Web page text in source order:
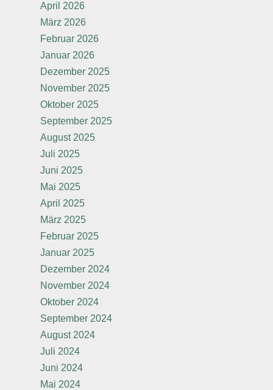
April 2026
März 2026
Februar 2026
Januar 2026
Dezember 2025
November 2025
Oktober 2025
September 2025
August 2025
Juli 2025
Juni 2025
Mai 2025
April 2025
März 2025
Februar 2025
Januar 2025
Dezember 2024
November 2024
Oktober 2024
September 2024
August 2024
Juli 2024
Juni 2024
Mai 2024